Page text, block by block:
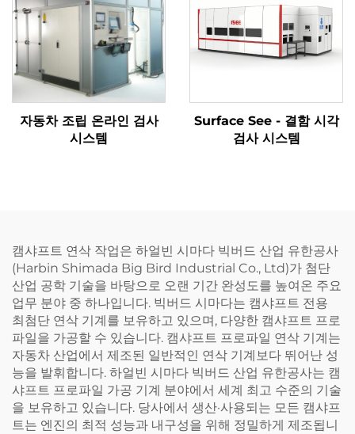
자동차 조립 온라인 검사
시스템
Surface See - 결함 시각
검사 시스템
캠샤프트 연삭 작업은 하얼빈 시마다 빅버드 산업 유한공사
(Harbin Shimada Big Bird Industrial Co., Ltd)가 첨단
산업 공학 기술을 바탕으로 오랜 기간 완성도를 높여온 주요
업무 분야 중 하나입니다. 빅버드 시마다는 캠샤프트 전용
최첨단 연삭 기계를 보유하고 있으며, 다양한 캠샤프트 프로
파일을 가공할 수 있습니다. 캠샤프트 프로파일 연삭 기계는
자동차 산업에서 제조된 일반적인 연삭 기계보다 뛰어난 성
능을 발휘합니다. 하얼빈 시마다 빅버드 산업 유한공사는 캠
샤프트 프로파일 가공 기계 분야에서 세계 최고 수준의 기술
을 보유하고 있습니다. 당사에서 생산·사용되는 모든 캠샤프
트는 엔진의 최적 성능과 내구성을 위해 정밀하게 제조됩니